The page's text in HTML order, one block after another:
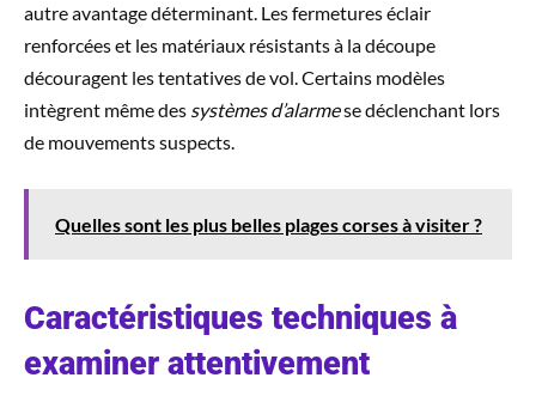
autre avantage déterminant. Les fermetures éclair
renforcées et les matériaux résistants à la découpe
découragent les tentatives de vol. Certains modèles
intègrent même des systèmes d’alarmese déclenchant lors
de mouvements suspects.
Quelles sont les plus belles plages corses à visiter ?
Caractéristiques techniques à
examiner attentivement